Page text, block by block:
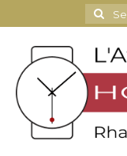
Search
for: